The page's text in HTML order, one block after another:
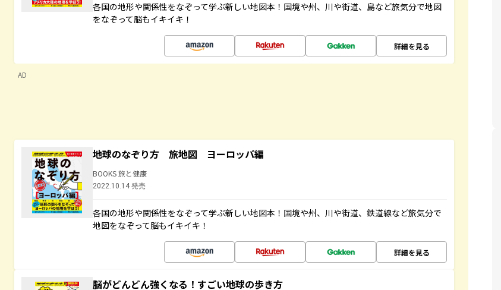
各国の地形や関係性をなぞって学ぶ新しい地図本！国境や州、川や街道、島など旅気分で地図
をなぞって脳もイキイキ！
詳細を見る
AD
地球のなぞり方 旅地図 ヨーロッパ編
BOOKS 旅と健康
2022.10.14 発売
各国の地形や関係性をなぞって学ぶ新しい地図本！国境や州、川や街道、鉄道線など旅気分で
地図をなぞって脳もイキイキ！
詳細を見る
脳がどんどん強くなる！すごい地球の歩き方